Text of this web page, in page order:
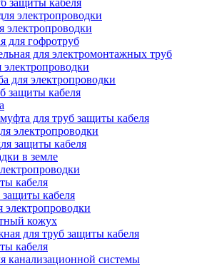
защиты кабеля
электропроводки
электропроводки
для гофротруб
для электромонтажных труб
для электропроводки
защиты кабеля
для труб защиты кабеля
электропроводки
защиты кабеля
в земле
кабеля
кабеля
электропроводки
кожух
для труб защиты кабеля
кабеля